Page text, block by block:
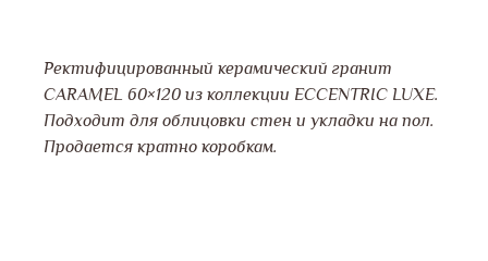
Ректифицированный керамический гранит
CARAMEL 60×120 из коллекции ECCENTRIC LUXE.
Подходит для облицовки стен и укладки на пол.
Продается кратно коробкам.